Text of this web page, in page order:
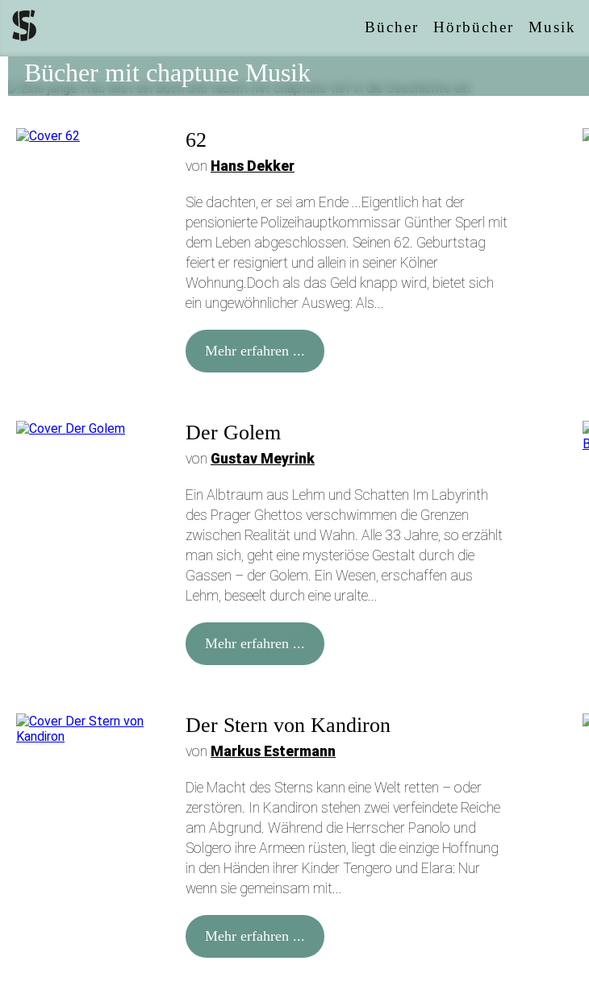
Bücher Hörbücher Musik
Bücher mit chaptune Musik
62
von Hans Dekker
Sie dachten, er sei am Ende ...Eigentlich hat der
pensionierte Polizeihauptkommissar Günther Sperl mit
dem Leben abgeschlossen. Seinen 62. Geburtstag
feiert er resigniert und allein in seiner Kölner
Wohnung.Doch als das Geld knapp wird, bietet sich
ein ungewöhnlicher Ausweg: Als...
Mehr erfahren ...
Der Golem
von Gustav Meyrink
Ein Albtraum aus Lehm und Schatten Im Labyrinth
des Prager Ghettos verschwimmen die Grenzen
zwischen Realität und Wahn. Alle 33 Jahre, so erzählt
man sich, geht eine mysteriöse Gestalt durch die
Gassen – der Golem. Ein Wesen, erschaffen aus
Lehm, beseelt durch eine uralte...
Mehr erfahren ...
Der Stern von Kandiron
von Markus Estermann
Die Macht des Sterns kann eine Welt retten – oder
zerstören. In Kandiron stehen zwei verfeindete Reiche
am Abgrund. Während die Herrscher Panolo und
Solgero ihre Armeen rüsten, liegt die einzige Hoffnung
in den Händen ihrer Kinder Tengero und Elara: Nur
wenn sie gemeinsam mit...
Mehr erfahren ...